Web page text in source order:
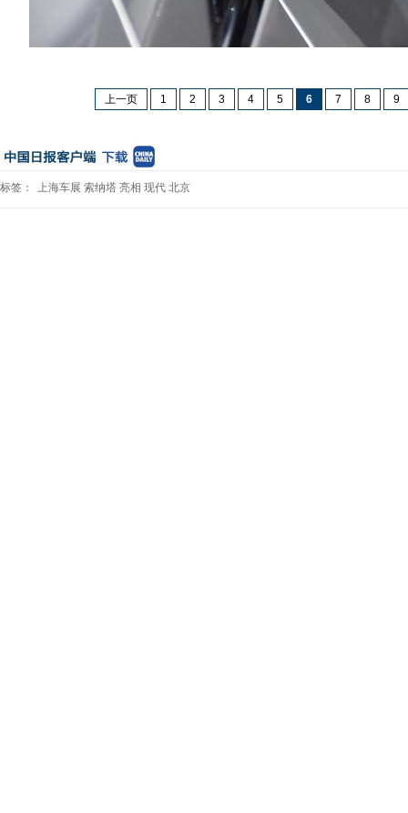
上一页 1 2 3 4 5 6 7 8 9
标签： 上海车展 索纳塔 亮相 现代 北京